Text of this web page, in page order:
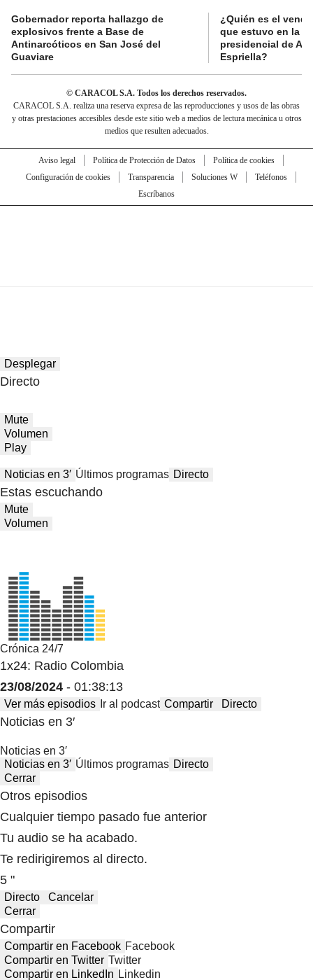
Gobernador reporta hallazgo de
explosivos frente a Base de
Antinarcóticos en San José del
Guaviare
¿Quién es el
que estuvo en la
presidencial de
Espriella?
© CARACOL S.A. Todos los derechos reservados.
CARACOL S.A. realiza una reserva expresa de las reproducciones y usos de las obras
y otras prestaciones accesibles desde este sitio web a medios de lectura mecánica u otros
medios que resulten adecuados.
Aviso legal Política de Protección de Datos
Política de cookies
Configuración de cookies
Transparencia Soluciones W
Teléfonos
Escríbanos
Desplegar
Directo
Mute
Volumen
Play
Noticias en 3′ Últimos programas Directo
Estas escuchando
Mute
Volumen
Crónica 24/7
1x24: Radio Colombia
23/08/2024 - 01:38:13
Ver más episodios Ir al podcast Compartir Directo
Noticias en 3′
Noticias en 3′
Noticias en 3′ Últimos programas Directo
Cerrar
Otros episodios
Cualquier tiempo pasado fue anterior
Tu audio se ha acabado.
Te redirigiremos al directo.
5 "
Directo
Cancelar
Cerrar
Compartir
Compartir en Facebook Facebook
Compartir en Twitter Twitter
Compartir en LinkedIn Linkedin